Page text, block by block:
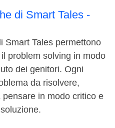
di Smart Tales -
Smart Tales permettono
problem solving in modo
dei genitori. Ogni
da risolvere,
in modo critico e